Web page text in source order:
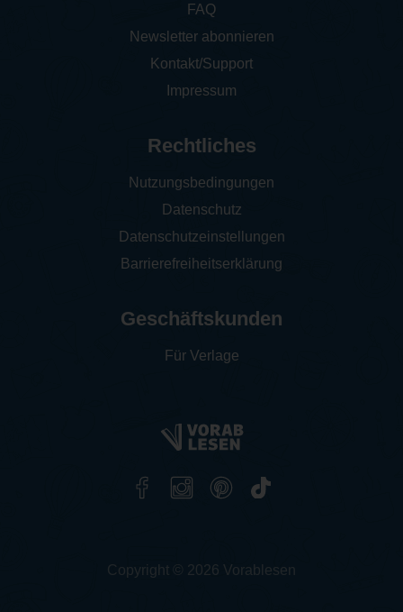
FAQ
Newsletter abonnieren
Kontakt/Support
Impressum
Rechtliches
Nutzungsbedingungen
Datenschutz
Datenschutzeinstellungen
Barrierefreiheitserklärung
Geschäftskunden
Für Verlage
Copyright © 2026 Vorablesen